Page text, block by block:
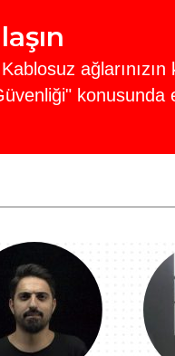
konusunda